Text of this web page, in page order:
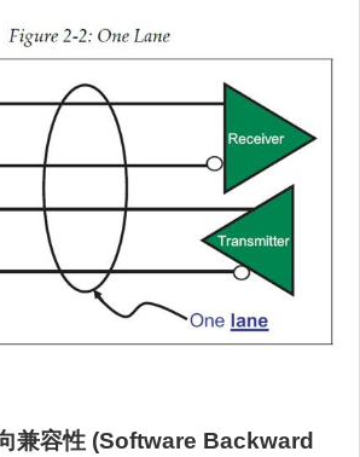
兼容性 (Software Backward